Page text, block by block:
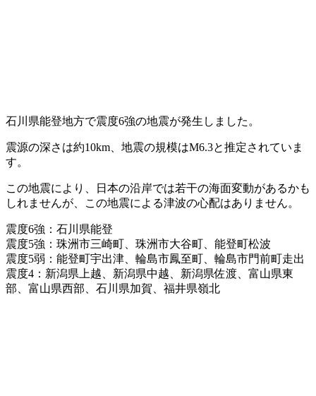
石川県能登地方で震度6強の地震が発生しました。
震源の深さは約10km、地震の規模はM6.3と推定されていま
す。
この地震により、日本の沿岸では若干の海面変動があるかも
しれませんが、この地震による津波の心配はありません。
震度6強：石川県能登
震度5強：珠洲市三崎町、珠洲市大谷町、能登町松波
震度5弱：能登町宇出津、輪島市鳳至町、輪島市門前町走出
震度4：新潟県上越、新潟県中越、新潟県佐渡、富山県東
部、富山県西部、石川県加賀、福井県嶺北